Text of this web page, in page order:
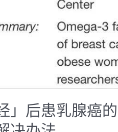
」后患乳腺癌